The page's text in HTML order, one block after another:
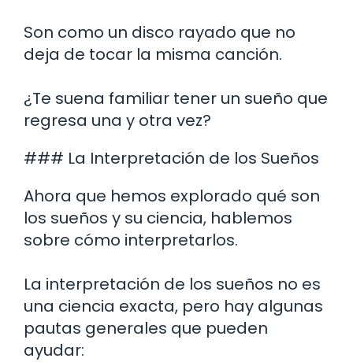
Son como un disco rayado que no
deja de tocar la misma canción.
¿Te suena familiar tener un sueño que
regresa una y otra vez?
### La Interpretación de los Sueños
Ahora que hemos explorado qué son
los sueños y su ciencia, hablemos
sobre cómo interpretarlos.
La interpretación de los sueños no es
una ciencia exacta, pero hay algunas
pautas generales que pueden
ayudar: